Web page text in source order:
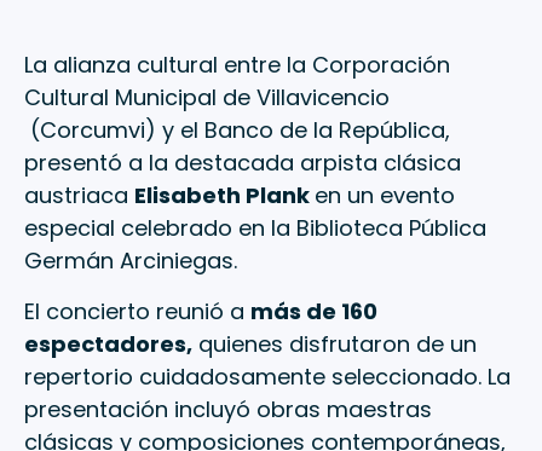
La alianza cultural entre la Corporación
Cultural Municipal de Villavicencio
(Corcumvi) y el Banco de la República,
presentó a la destacada arpista clásica
austriaca Elisabeth Plank en un evento
especial celebrado en la Biblioteca Pública
Germán Arciniegas.
El concierto reunió a más de 160
espectadores, quienes disfrutaron de un
repertorio cuidadosamente seleccionado. La
presentación incluyó obras maestras
clásicas y composiciones contemporáneas,